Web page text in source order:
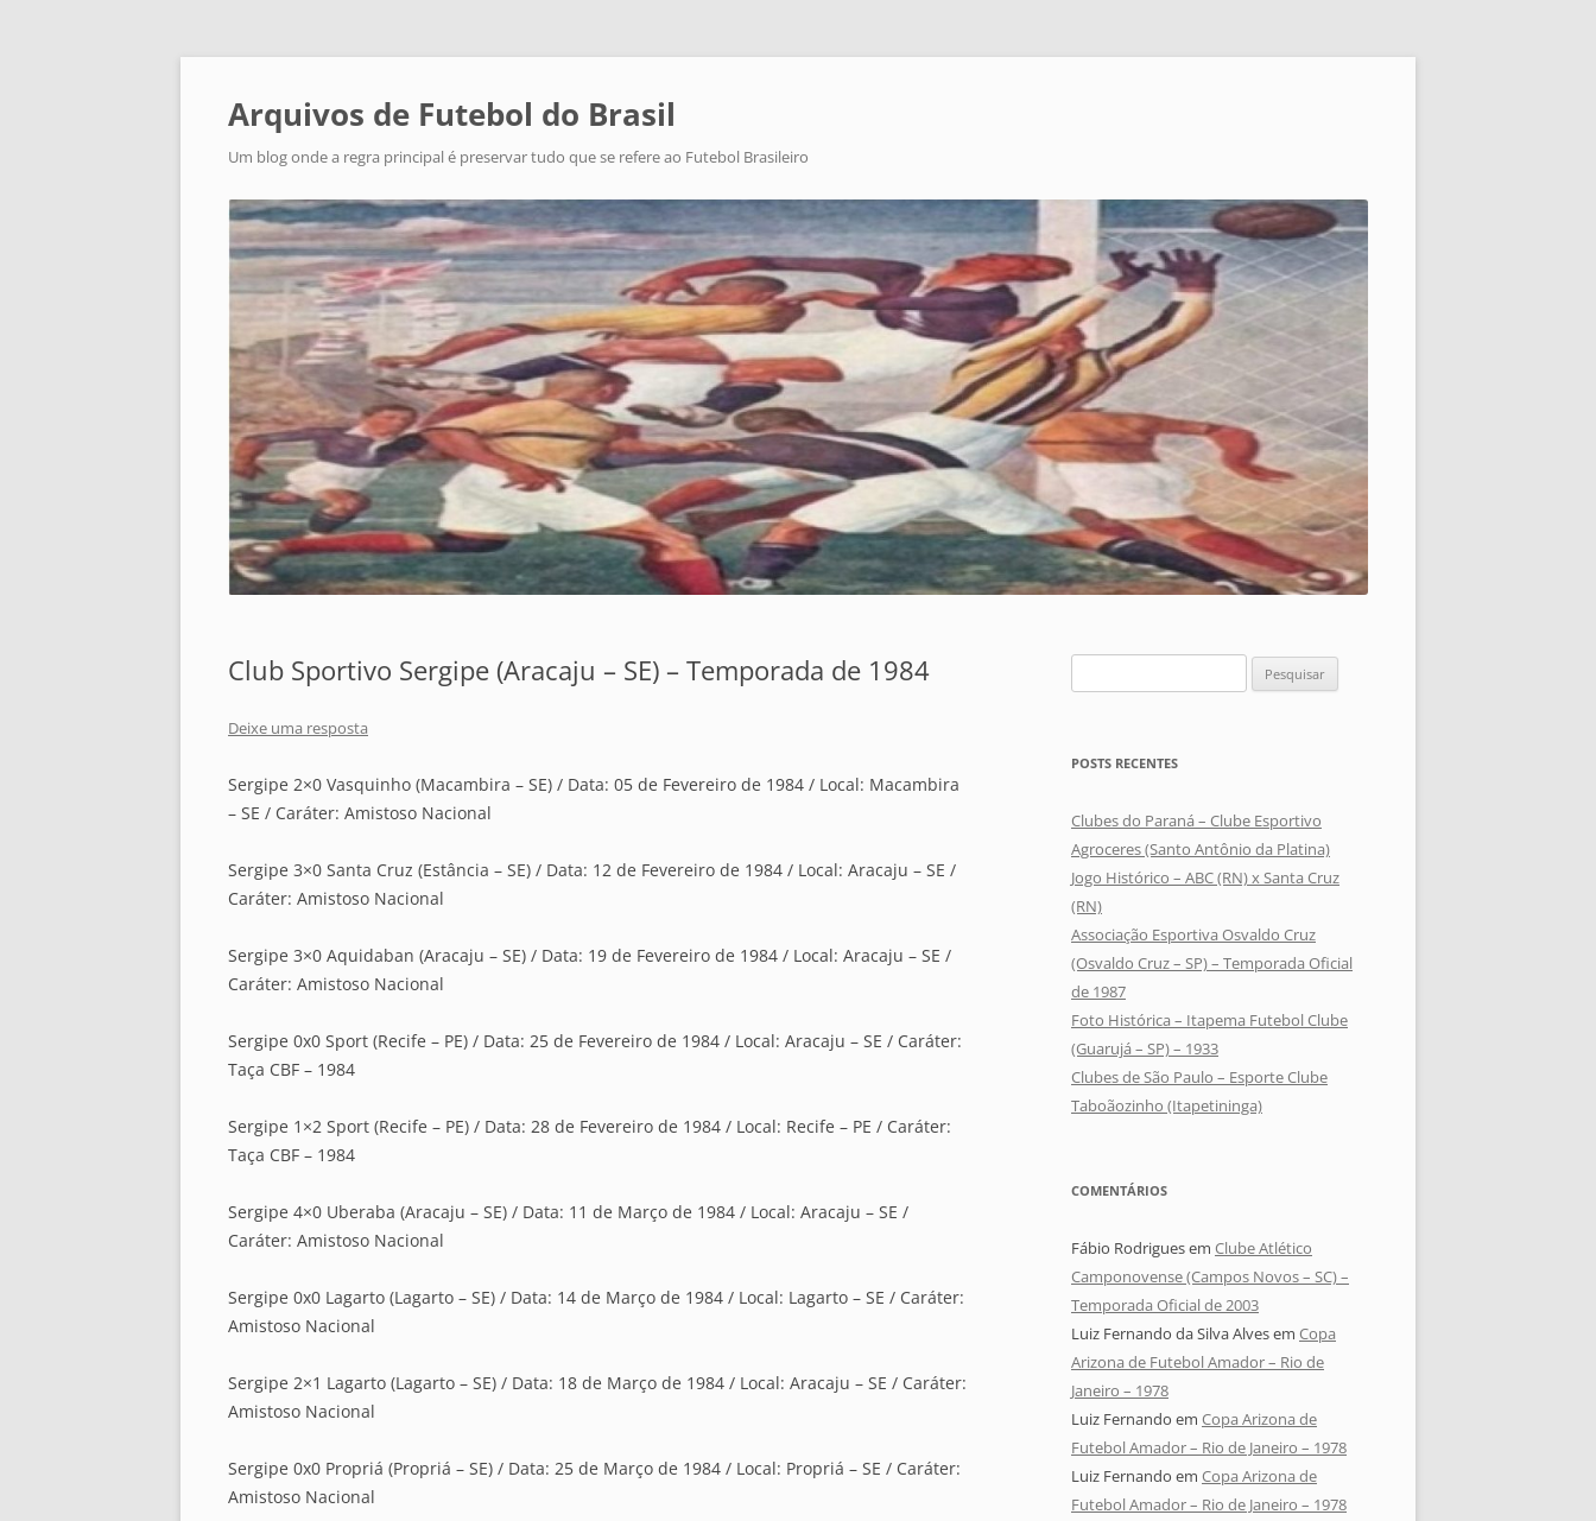
Arquivos de Futebol do Brasil
Um blog onde a regra principal é preservar tudo que se refere ao Futebol Brasileiro
Club Sportivo Sergipe (Aracaju – SE) – Temporada de 1984
Deixe uma resposta
Sergipe 2×0 Vasquinho (Macambira – SE) / Data: 05 de Fevereiro de 1984 / Local: Macambira
– SE / Caráter: Amistoso Nacional
Sergipe 3×0 Santa Cruz (Estância – SE) / Data: 12 de Fevereiro de 1984 / Local: Aracaju – SE /
Caráter: Amistoso Nacional
Sergipe 3×0 Aquidaban (Aracaju – SE) / Data: 19 de Fevereiro de 1984 / Local: Aracaju – SE /
Caráter: Amistoso Nacional
Sergipe 0x0 Sport (Recife – PE) / Data: 25 de Fevereiro de 1984 / Local: Aracaju – SE / Caráter:
Taça CBF – 1984
Sergipe 1×2 Sport (Recife – PE) / Data: 28 de Fevereiro de 1984 / Local: Recife – PE / Caráter:
Taça CBF – 1984
Sergipe 4×0 Uberaba (Aracaju – SE) / Data: 11 de Março de 1984 / Local: Aracaju – SE /
Caráter: Amistoso Nacional
Sergipe 0x0 Lagarto (Lagarto – SE) / Data: 14 de Março de 1984 / Local: Lagarto – SE / Caráter:
Amistoso Nacional
Sergipe 2×1 Lagarto (Lagarto – SE) / Data: 18 de Março de 1984 / Local: Aracaju – SE / Caráter:
Amistoso Nacional
Sergipe 0x0 Propriá (Propriá – SE) / Data: 25 de Março de 1984 / Local: Propriá – SE / Caráter:
Amistoso Nacional
por:
POSTS RECENTES
Clubes do Paraná – Clube Esportivo
Agroceres (Santo Antônio da Platina)
Jogo Histórico – ABC (RN) x Santa Cruz
(RN)
Associação Esportiva Osvaldo Cruz
(Osvaldo Cruz – SP) – Temporada Oficial
de 1987
Foto Histórica – Itapema Futebol Clube
(Guarujá – SP) – 1933
Clubes de São Paulo – Esporte Clube
Taboãozinho (Itapetininga)
COMENTÁRIOS
Fábio Rodriguesem Clube Atlético
Camponovense (Campos Novos – SC) –
Temporada Oficial de 2003
Luiz Fernando da Silva Alvesem Copa
Arizona de Futebol Amador – Rio de
Janeiro – 1978
Luiz Fernando em Copa Arizona de
Futebol Amador – Rio de Janeiro – 1978
Luiz Fernando em Copa Arizona de
Futebol Amador – Rio de Janeiro – 1978